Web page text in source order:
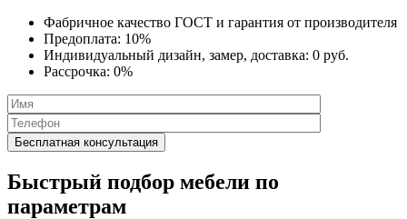
Фабричное качество ГОСТ и гарантия от производителя
Предоплата: 10%
Индивидуальный дизайн, замер, доставка: 0 руб.
Рассрочка: 0%
Быстрый подбор мебели по
параметрам